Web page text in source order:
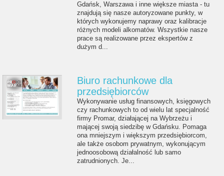
Gdańsk, Warszawa i inne większe miasta - tu
znajdują się nasze autoryzowane punkty, w
których wykonujemy naprawy oraz kalibracje
różnych modeli alkomatów. Wszystkie nasze
prace są realizowane przez ekspertów z
dużym d...
Biuro rachunkowe dla
przedsiębiorców
Wykonywanie usług finansowych, księgowych
czy rachunkowych to od wielu lat specjalność
firmy Promar, działającej na Wybrzeżu i
mającej swoją siedzibę w Gdańsku. Pomaga
ona mniejszym i większym przedsiębiorcom,
ale także osobom prywatnym, wykonującym
jednoosobową działalność lub samo
zatrudnionych. Je...